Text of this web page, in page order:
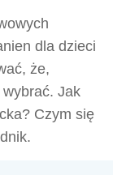
dla dzieci
że,
Jak
Czym się